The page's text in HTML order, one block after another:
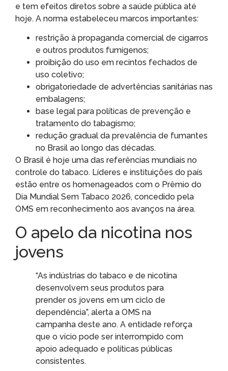
e tem efeitos diretos sobre a saúde pública até
hoje. A norma estabeleceu marcos importantes:
restrição à propaganda comercial de cigarros
e outros produtos fumígenos;
proibição do uso em recintos fechados de
uso coletivo;
obrigatoriedade de advertências sanitárias nas
embalagens;
base legal para políticas de prevenção e
tratamento do tabagismo;
redução gradual da prevalência de fumantes
no Brasil ao longo das décadas.
O Brasil é hoje uma das referências mundiais no
controle do tabaco. Líderes e instituições do país
estão entre os homenageados com o Prêmio do
Dia Mundial Sem Tabaco 2026, concedido pela
OMS em reconhecimento aos avanços na área.
O apelo da nicotina nos
jovens
“As indústrias do tabaco e de nicotina
desenvolvem seus produtos para
prender os jovens em um ciclo de
dependência”, alerta a OMS na
campanha deste ano. A entidade reforça
que o vício pode ser interrompido com
apoio adequado e políticas públicas
consistentes.